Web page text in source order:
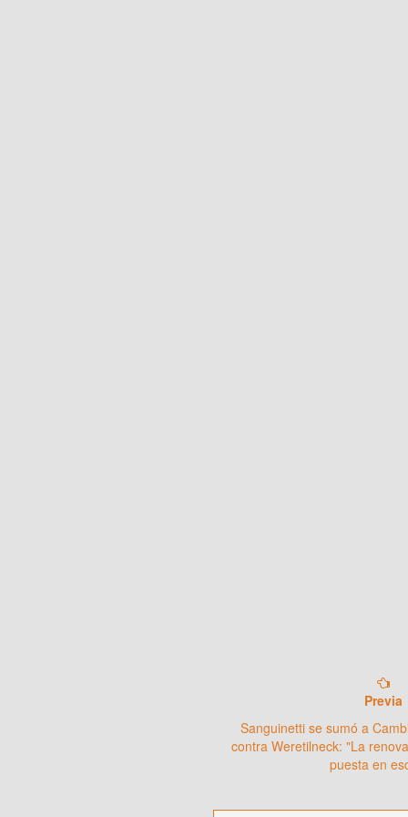
Previa
Sanguinetti se sumó a
contra Weretilneck: "La
puesta en